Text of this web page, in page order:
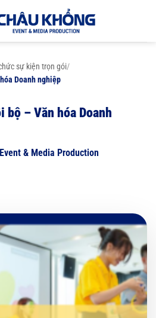
sự kiện trọn gói/
Doanh nghiệp
– Văn hóa Doanh
& Media Production